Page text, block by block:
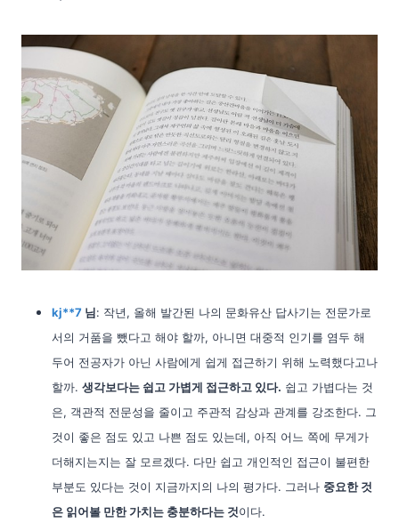
kj**7 님: 작년, 올해 발간된 나의 문화유산 답사기는 전문가로
서의 거품을 뺐다고 해야 할까, 아니면 대중적 인기를 염두 해
두어 전공자가 아닌 사람에게 쉽게 접근하기 위해 노력했다고나
할까. 생각보다는 쉽고 가볍게 접근하고 있다. 쉽고 가볍다는 것
은, 객관적 전문성을 줄이고 주관적 감상과 관계를 강조한다. 그
것이 좋은 점도 있고 나쁜 점도 있는데, 아직 어느 쪽에 무게가
더해지는지는 잘 모르겠다. 다만 쉽고 개인적인 접근이 불편한
부분도 있다는 것이 지금까지의 나의 평가다. 그러나 중요한 것
은 읽어볼 만한 가치는 충분하다는 것이다.